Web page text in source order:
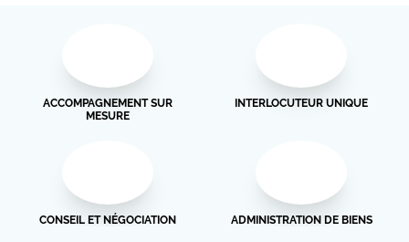
ACCOMPAGNEMENT SUR
MESURE
INTERLOCUTEUR UNIQUE
CONSEIL ET NÉGOCIATION ADMINISTRATION DE BIENS